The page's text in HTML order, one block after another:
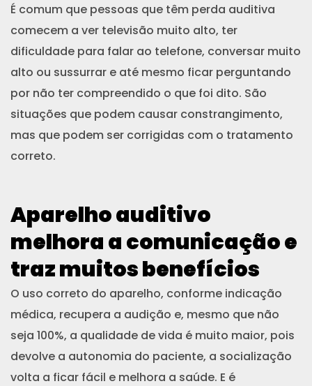
É comum que pessoas que têm perda auditiva
comecem a ver televisão muito alto, ter
dificuldade para falar ao telefone, conversar muito
alto ou sussurrar e até mesmo ficar perguntando
por não ter compreendido o que foi dito. São
situações que podem causar constrangimento,
mas que podem ser corrigidas com o tratamento
correto.
Aparelho auditivo
melhora a comunicação e
traz muitos benefícios
O uso correto do aparelho, conforme indicação
médica, recupera a audição e, mesmo que não
seja 100%, a qualidade de vida é muito maior, pois
devolve a autonomia do paciente, a socialização
volta a ficar fácil e melhora a saúde. E é